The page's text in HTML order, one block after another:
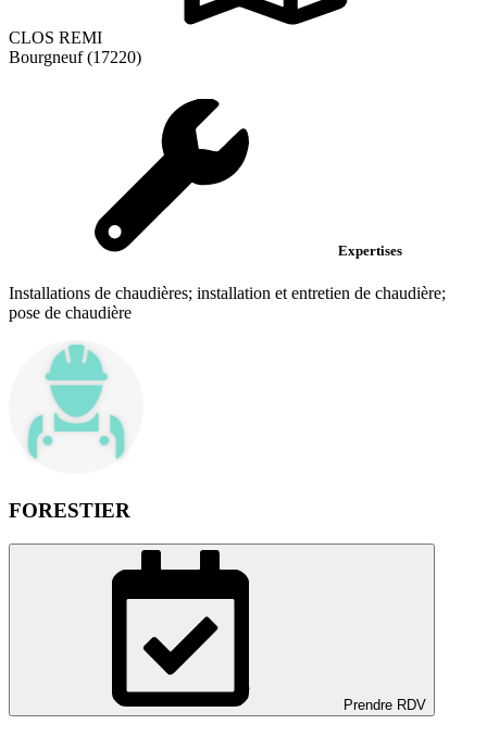
CLOS REMI
Bourgneuf (17220)
Expertises
Installations de chaudières; installation et entretien de chaudière;
pose de chaudière
FORESTIER
Prendre RDV